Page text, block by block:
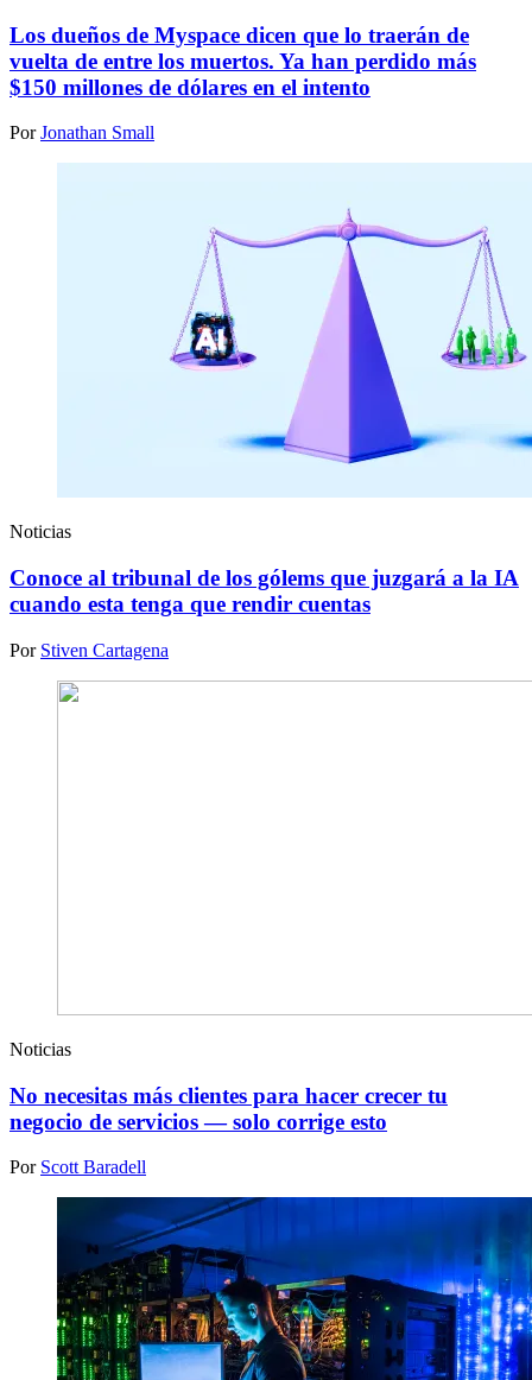
Los dueños de Myspace dicen que lo traerán de
vuelta de entre los muertos. Ya han perdido más
$150 millones de dólares en el intento
PorJonathan Small
Noticias
Conoce al tribunal de los gólems que juzgará a la IA
cuando esta tenga que rendir cuentas
Por Stiven Cartagena
Noticias
No necesitas más clientes para hacer crecer tu
negocio de servicios — solo corrige esto
Por Scott Baradell